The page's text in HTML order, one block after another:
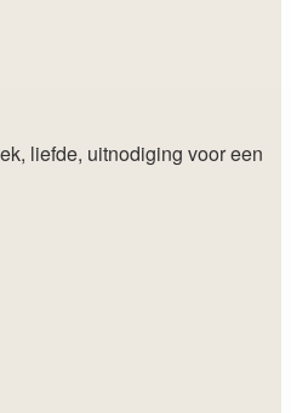
liefde, uitnodiging voor een